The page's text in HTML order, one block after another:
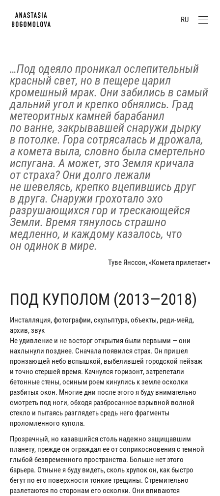
RU
…Под одеяло проникал ослепительный
красный свет, но в пещере царил
кромешный мрак. Они забились в самый
дальний угол и крепко обнялись. Град
метеоритных камней барабанил
по ванне, закрывавшей снаружи дырку
в потолке. Гора сотрясалась и дрожала,
а комета выла, словно была смертельно
испугана. А может, это Земля кричала
от страха? Они долго лежали
не шевелясь, крепко вцепившись друг
в друга. Снаружи грохотало эхо
разрушающихся гор и трескающейся
Земли. Время тянулось страшно
медленно, и каждому казалось, что
он одинок в мире.
Туве Янссон, «Комета прилетает»
ПОД КУПОЛОМ (2013—2018)
Инсталляция, фотографии, скульптура, объекты, реди-мейд,
архив, звук
Не удивление и не восторг открытия были первыми — они
нахлынули позднее. Сначала появился страх. Он пришел
пронзающей небо вспышкой, выбелившей городской пейзаж
и точно стершей время. Качнулся горизонт, затрепетали
бетонные стены, осиным роем кинулись к земле осколки
разбитых окон. Многие дни после этого я буду внимательно
смотреть под ноги, обходя разбросанное взрывной волной
стекло и пытаясь разглядеть средь него фрагменты
проломленного купола.
Прозрачный, но казавшийся столь надежно защищавшим
планету, прежде он ограждал ее от соприкосновения с темной
глыбой безвременного пространства. Больше нет этого
барьера. Отныне я буду видеть, сколь хрупок он, как быстро
бегут по его поверхности тонкие трещины. Стремительно
разлетаются по сторонам его осколки. Они впиваются